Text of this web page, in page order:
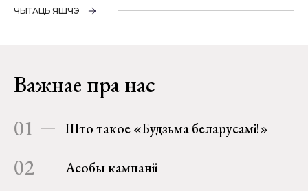
ЧЫТАЦЬ ЯШЧЭ
Важнае пра нас
01 Што такое «Будзьма беларусамі!»
02 Асобы кампаніі